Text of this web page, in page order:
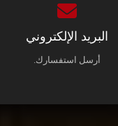
البريد الإلكتروني
أرسل استفسارك.